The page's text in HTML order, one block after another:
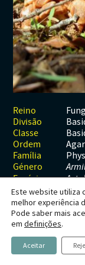
Reino
Divisão
Classe
Ordem
Família
Género
Espécie A.
Este website utiliza
melhor experiência
Pode saber mais
em definições.
Aceitar